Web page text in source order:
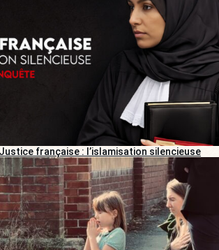
Justice française : l’islamisation silencieuse